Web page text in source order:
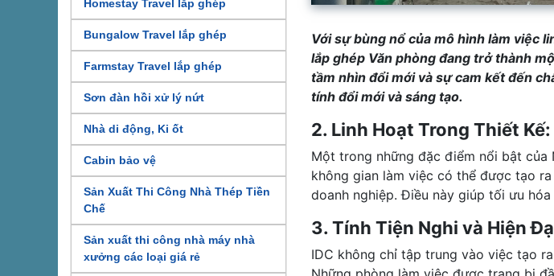
Homestay Travel lắp ghép
Bungalow Travel lắp ghép
Farmstay Travel lắp ghép
Sơn đàn hồi xử lý nứt
Nhà di động, Ki ốt
Cabin bảo vệ
Sản Xuất Thi Công Nhà Thép Tiền
Chế
Sản xuất thi công nhà máy nhà
xưởng các loại giá rẻ
Với sự bùng nổ của mô hình làm việc
lắp ghép Văn phòng đang trở thành
tầm nhìn đổi mới và sự cam kết đến
tính đổi mới và sáng tạo.
2. Linh Hoạt Trong Thiết Kế:
Một trong những đặc điểm nổi bật của
không gian làm việc có thể được tạo
doanh nghiệp. Điều này giúp tối ưu
3. Tính Tiện Nghi và Hiện
IDC không chỉ tập trung vào việc tạo